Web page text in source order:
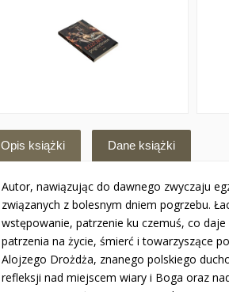
Opis książki Dane książki
Autor, nawiązując do dawnego zwyczaju
związanych z bolesnym dniem pogrzebu.
wstępowanie, patrzenie ku czemuś, co
patrzenia na życie, śmierć i towarzyszące
Alojzego Drożdża, znanego polskiego
refleksji nad miejscem wiary i Boga oraz